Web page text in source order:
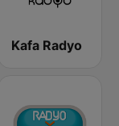
Kafa Radyo